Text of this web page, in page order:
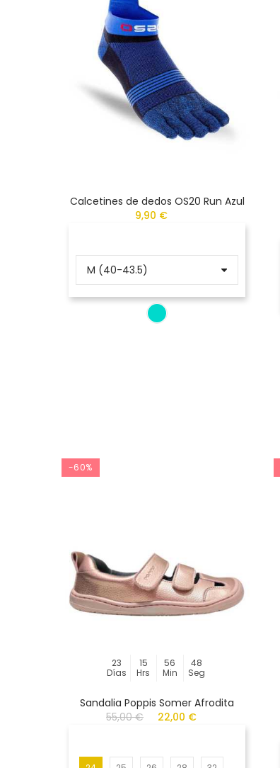
Calcetines de dedos OS20 Run Azul
9,90 €
-60%
23
Días
15
Hrs
56
Min
48
Seg
Sandalia Poppis Somer Afrodita
55,00 €
22,00 €